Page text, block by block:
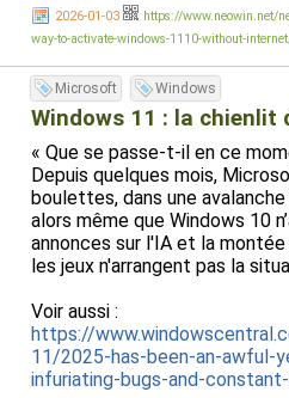
2026-01-03
https://www.neowin.net/
way-to-activate-windows-1110-without-
Microsoft Windows
Windows 11 : la chienlit
« Que se passe-t-il en ce
Depuis quelques mois,
boulettes, dans une
alors même que Windows 10
annonces sur l'IA et la
les jeux n'arrangent pas la
Voir aussi :
https://
11/2025-has-been-an-awful-
infuriating-bugs-and-